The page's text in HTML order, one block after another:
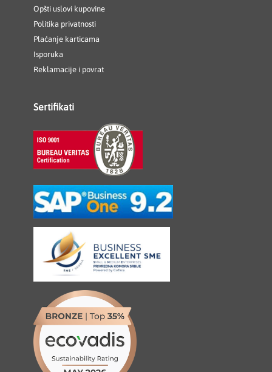
Opšti uslovi kupovine
Politika privatnosti
Plaćanje karticama
Isporuka
Reklamacije i povrat
Sertifikati